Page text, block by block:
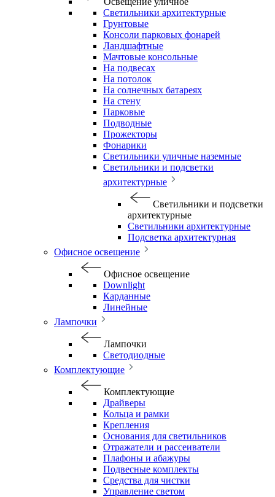
Светильники архитектурные
Грунтовые
Консоли парковых фонарей
Ландшафтные
Мачтовые консольные
На подвесах
На потолок
На солнечных батареях
На стену
Парковые
Подводные
Прожекторы
Фонарики
Светильники уличные наземные
Светильники и подсветки
архитектурные
Светильники и подсветки
архитектурные
Светильники архитектурные
Подсветка архитектурная
Офисное освещение
Офисное освещение
Downlight
Карданные
Линейные
Лампочки
Лампочки
Светодиодные
Комплектующие
Комплектующие
Драйверы
Кольца и рамки
Крепления
Основания для светильников
Отражатели и рассеиватели
Плафоны и абажуры
Подвесные комплекты
Средства для чистки
Управление светом